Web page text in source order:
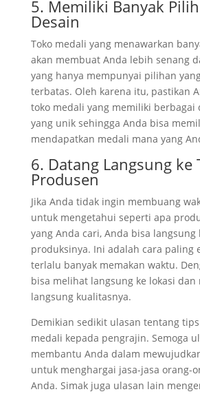
5. Memiliki Banyak
Desain
Toko medali yang menawarkan
akan membuat Anda lebih senang
yang hanya mempunyai pilihan
terbatas. Oleh karena itu, pastikan
toko medali yang memiliki berbagai
yang unik sehingga Anda bisa
mendapatkan medali mana yang
6. Datang Langsung ke
Produsen
Jika Anda tidak ingin membuang
untuk mengetahui seperti apa
yang Anda cari, Anda bisa langsung
produksinya. Ini adalah cara paling
terlalu banyak memakan waktu.
bisa melihat langsung ke lokasi dan
langsung kualitasnya.
Demikian sedikit ulasan tentang
medali kepada pengrajin. Semoga
membantu Anda dalam
untuk menghargai jasa-jasa orang-
Anda. Simak juga ulasan lain